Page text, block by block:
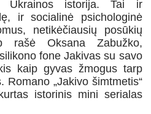
Ukrainos istorija. Tai ir
ir socialinė psichologinė
netikėčiausių posūkių
rašė Oksana Zabužko,
fone Jakivas su savo
kaip gyvas žmogus tarp
„Jakivo šimtmetis“
istorinis mini serialas